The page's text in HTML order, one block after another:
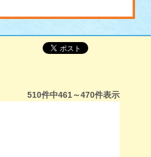
510件中461～470件表示